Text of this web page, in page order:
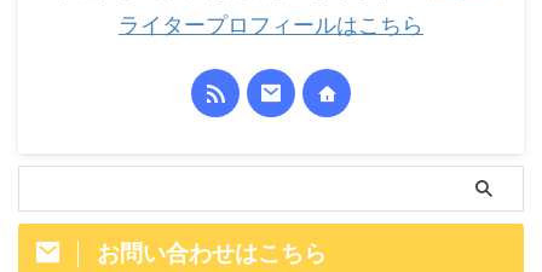
ライタープロフィールはこちら
お問い合わせはこちら